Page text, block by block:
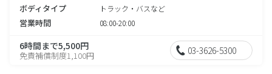
ボディタイプ トラック・バスなど
営業時間 08:00-20:00
6時間まで5,500円
免責補償制度1,100円 03-3626-5300